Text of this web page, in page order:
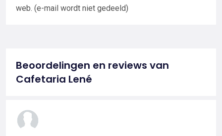
web. (e-mail wordt niet gedeeld)
Beoordelingen en reviews van
Cafetaria Lené